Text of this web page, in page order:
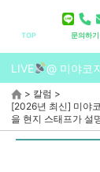
TOP 문의하기
LIVE @ 미야코
【2026/8月
> 칼럼 >
[2026년 최신] 미야
을 현지 스태프가 설